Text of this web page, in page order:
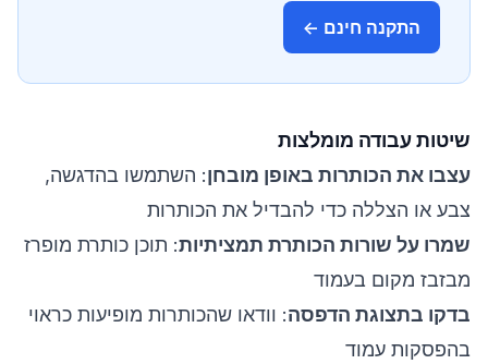
התקנה חינם ←
שיטות עבודה מומלצות
עצבו את הכותרות באופן מובחן: השתמשו בהדגשה,
צבע או הצללה כדי להבדיל את הכותרות
שמרו על שורות הכותרת תמציתיות: תוכן כותרת מופרז
מבזבז מקום בעמוד
בדקו בתצוגת הדפסה: וודאו שהכותרות מופיעות כראוי
בהפסקות עמוד